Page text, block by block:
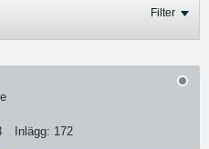
Filter
Inlägg: 172